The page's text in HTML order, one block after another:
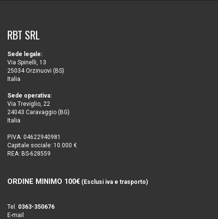
RBT SRL
Sede legale:
Via Spinelli, 13
25034 Orzinuovi (BS)
Italia
Sede operativa:
Via Treviglio, 22
24043 Caravaggio (BG)
Italia
P.IVA: 04622940981
Capitale sociale: 10.000 €
REA: BS-628559
ORDINE MINIMO 100€ (Esclusi iva e trasporto)
Tel. 0363-350676
E-mail